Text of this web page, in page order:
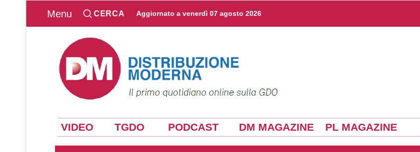
Menu CERCA Aggiornato a venerdì 07 agosto 2026
VIDEO TGDO PODCAST DM MAGAZINE PL MAGAZINE